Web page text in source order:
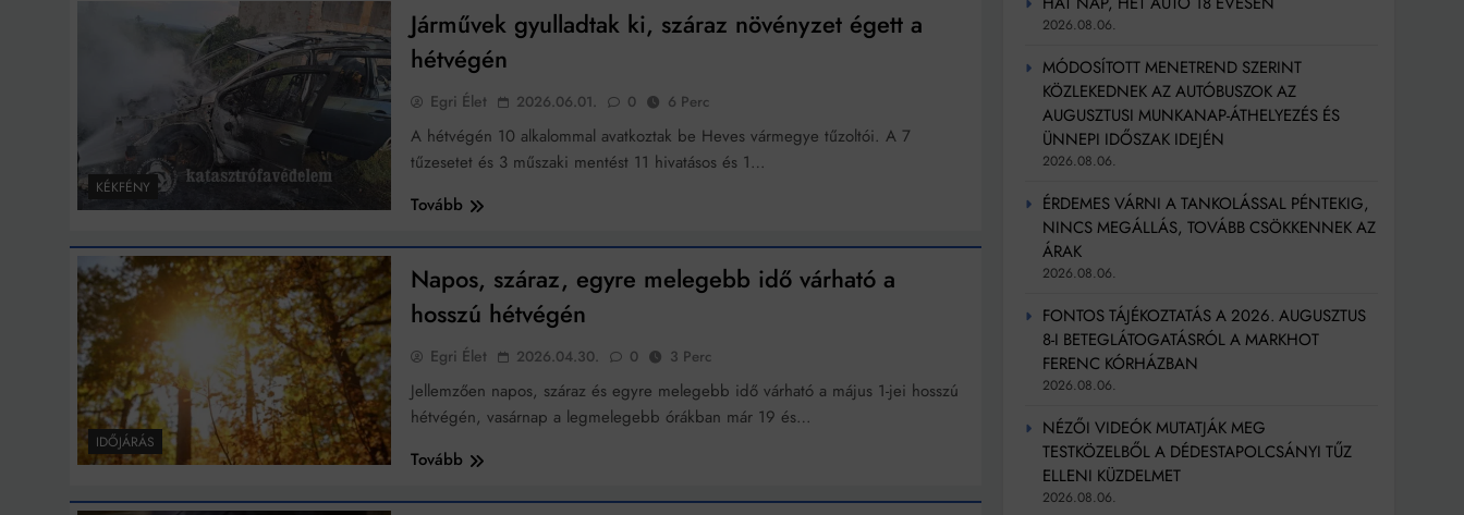
Ingatlanpiaci szakértők szerint akár 5 százalékkal is nőhetnek a bérleti díjak a ponthatárhirdetés
után az egyetemi városokban
Amikor a Tetris boldogabbá tesz, mint a szerelem
Ki akarsz törni. De miből?
Móricz Zsigmond: falusi író vagy boncmester?
KÉKFÉNY
Járművek gyulladtak ki, száraz növényzet égett a
hétvégén
Egri Élet 2026.06.01. 0 6 Perc
A hétvégén 10 alkalommal avatkoztak be Heves vármegye tűzoltói. A 7
tűzesetet és 3 műszaki mentést 11 hivatásos és 1…
Tovább
IDŐJÁRÁS
Napos, száraz, egyre melegebb idő várható a
hosszú hétvégén
Egri Élet 2026.04.30. 0 3 Perc
Jellemzően napos, száraz és egyre melegebb idő várható a május 1-jei hosszú
hétvégén, vasárnap a legmelegebb órákban már 19 és…
Tovább
2026.08.06.
MÓDOSÍTOTT MENETREND SZERINT
KÖZLEKEDNEK AZ AUTÓBUSZOK AZ
AUGUSZTUSI MUNKANAP-ÁTHELYEZÉS ÉS
ÜNNEPI IDŐSZAK IDEJÉN
2026.08.06.
ÉRDEMES VÁRNI A TANKOLÁSSAL PÉNTEKIG,
NINCS MEGÁLLÁS, TOVÁBB CSÖKKENNEK AZ
ÁRAK
2026.08.06.
FONTOS TÁJÉKOZTATÁS A 2026. AUGUSZTUS
8-I BETEGLÁTOGATÁSRÓL A MARKHOT
FERENC KÓRHÁZBAN
2026.08.06.
NÉZŐI VIDEÓK MUTATJÁK MEG
TESTKÖZELBŐL A DÉDESTAPOLCSÁNYI TŰZ
ELLENI KÜZDELMET
2026.08.06.